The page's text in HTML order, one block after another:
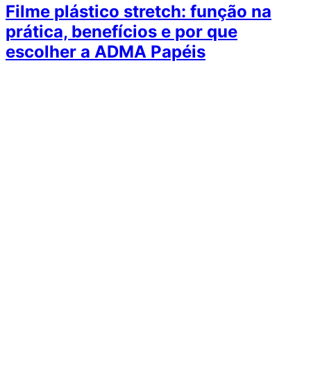
Filme plástico stretch: função na
prática, benefícios e por que
escolher a ADMA Papéis